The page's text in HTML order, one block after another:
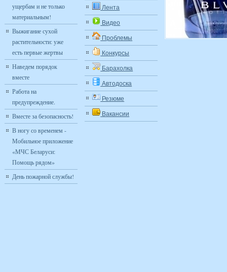
ущербам и не только
материальным!
Выжигание сухой
растительности: уже
есть первые жертвы
Наведем порядок
вместе
Работа на
предупреждение.
Вместе за безопасность!
В ногу со временем -
Мобильное приложение
«МЧС Беларуси:
Помощь рядом»
День пожарной службы!
Лента
Видео
Проблемы
Конкурсы
Барахолка
Автодоска
Резюме
Вакансии